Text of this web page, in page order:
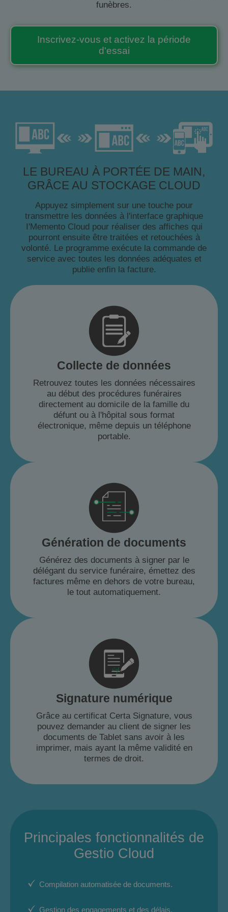
funèbres.
Inscrivez-vous et activez la période
d'essai
LE BUREAU À PORTÉE DE MAIN,
GRÂCE AU STOCKAGE CLOUD
Appuyez simplement sur une touche pour
transmettre les données à l'interface graphique
I'Memento Cloud pour réaliser des affiches qui
pourront ensuite être traitées et retouchées à
volonté. Le programme exécute la commande de
service avec toutes les données adéquates et
publie enfin la facture.
Collecte de données
Retrouvez toutes les données nécessaires
au début des procédures funéraires
directement au domicile de la famille du
défunt ou à l'hôpital sous format
électronique, même depuis un téléphone
portable.
Génération de documents
Générez des documents à signer par le
délégant du service funéraire, émettez des
factures même en dehors de votre bureau,
le tout automatiquement.
Signature numérique
Grâce au certificat Certa Signature, vous
pouvez demander au client de signer les
documents de Tablet sans avoir à les
imprimer, mais ayant la même validité en
termes de droit.
Principales fonctionnalités de
Gestio Cloud
Compilation automatisée de documents.
Gestion des engagements et des délais.